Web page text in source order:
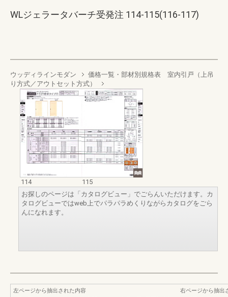
WLジェラータバーチ受発注 114-115(116-117)
ウッディラインモダン
価格一覧・部材別規格表 室内引戸（上吊
り方式／アウトセット方式）
114
115
お探しのページは「カタログビュー」でごらんいただけます。カ
タログビューではweb上でパラパラめくりながらカタログをごら
んになれます。
左ページから抽出された内容
右ページから抽出